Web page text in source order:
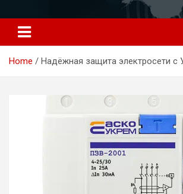
к
содержимому
Home Надёжная защита электросети